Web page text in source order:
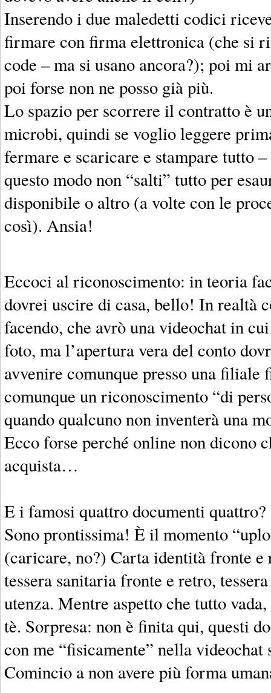
Inserendo i due maledetti codici
firmare con firma elettronica (che si
code – ma si usano ancora?); poi mi
poi forse non ne posso già più.
Lo spazio per scorrere il contratto è
microbi, quindi se voglio leggere
fermare e scaricare e stampare tutto
questo modo non “salti” tutto per
disponibile o altro (a volte con le
così). Ansia!
Eccoci al riconoscimento: in teoria
dovrei uscire di casa, bello! In realtà
facendo, che avrò una videochat in
foto, ma l’apertura vera del conto
avvenire comunque presso una filiale
comunque un riconoscimento “di
quando qualcuno non inventerà una
Ecco forse perché online non dicono
acquista…
E i famosi quattro documenti quattro?
Sono prontissima! È il momento
(caricare, no?) Carta identità fronte e
tessera sanitaria fronte e retro,
utenza. Mentre aspetto che tutto
tè. Sorpresa: non è finita qui, questi
con me “fisicamente” nella videochat
Comincio a non avere più forma